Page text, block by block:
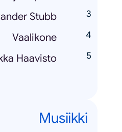
Stubb
Vaalikone
Haavisto
Musiikki